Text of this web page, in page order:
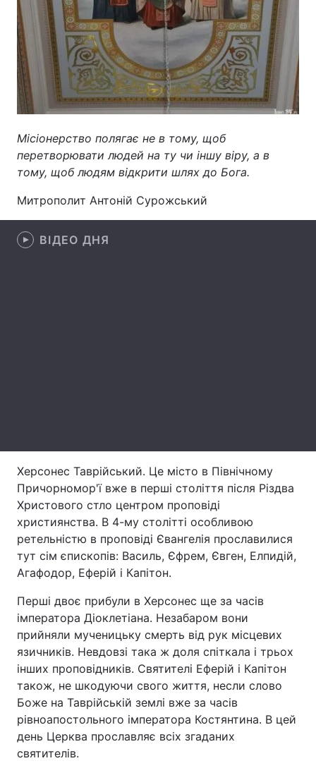
Тема оформлення
Місіонерство полягає не в тому, щоб
перетворювати людей на ту чи іншу віру, а в
тому, щоб людям відкрити шлях до Бога.
Митрополит Антоній Сурожський
ВІДЕО ДНЯ
Херсонес Таврійський. Це місто в Північному
Причорномор'ї вже в перші століття після Різдва
Христового стло центром проповіді
християнства. В 4-му столітті особливою
ретельністю в проповіді Євангелія прославилися
тут сім єпископів: Василь, Єфрем, Євген, Елпидій,
Агафодор, Еферій і Капітон.
Перші двоє прибули в Херсонес ще за часів
імператора Діоклетіана. Незабаром вони
прийняли мученицьку смерть від рук місцевих
язичників. Невдовзі така ж доля спіткала і трьох
інших проповідників. Святителі Еферій і Капітон
також, не шкодуючи свого життя, несли слово
Боже на Таврійській землі вже за часів
рівноапостольного імператора Костянтина. В цей
день Церква прославляє всіх згаданих
святителів.